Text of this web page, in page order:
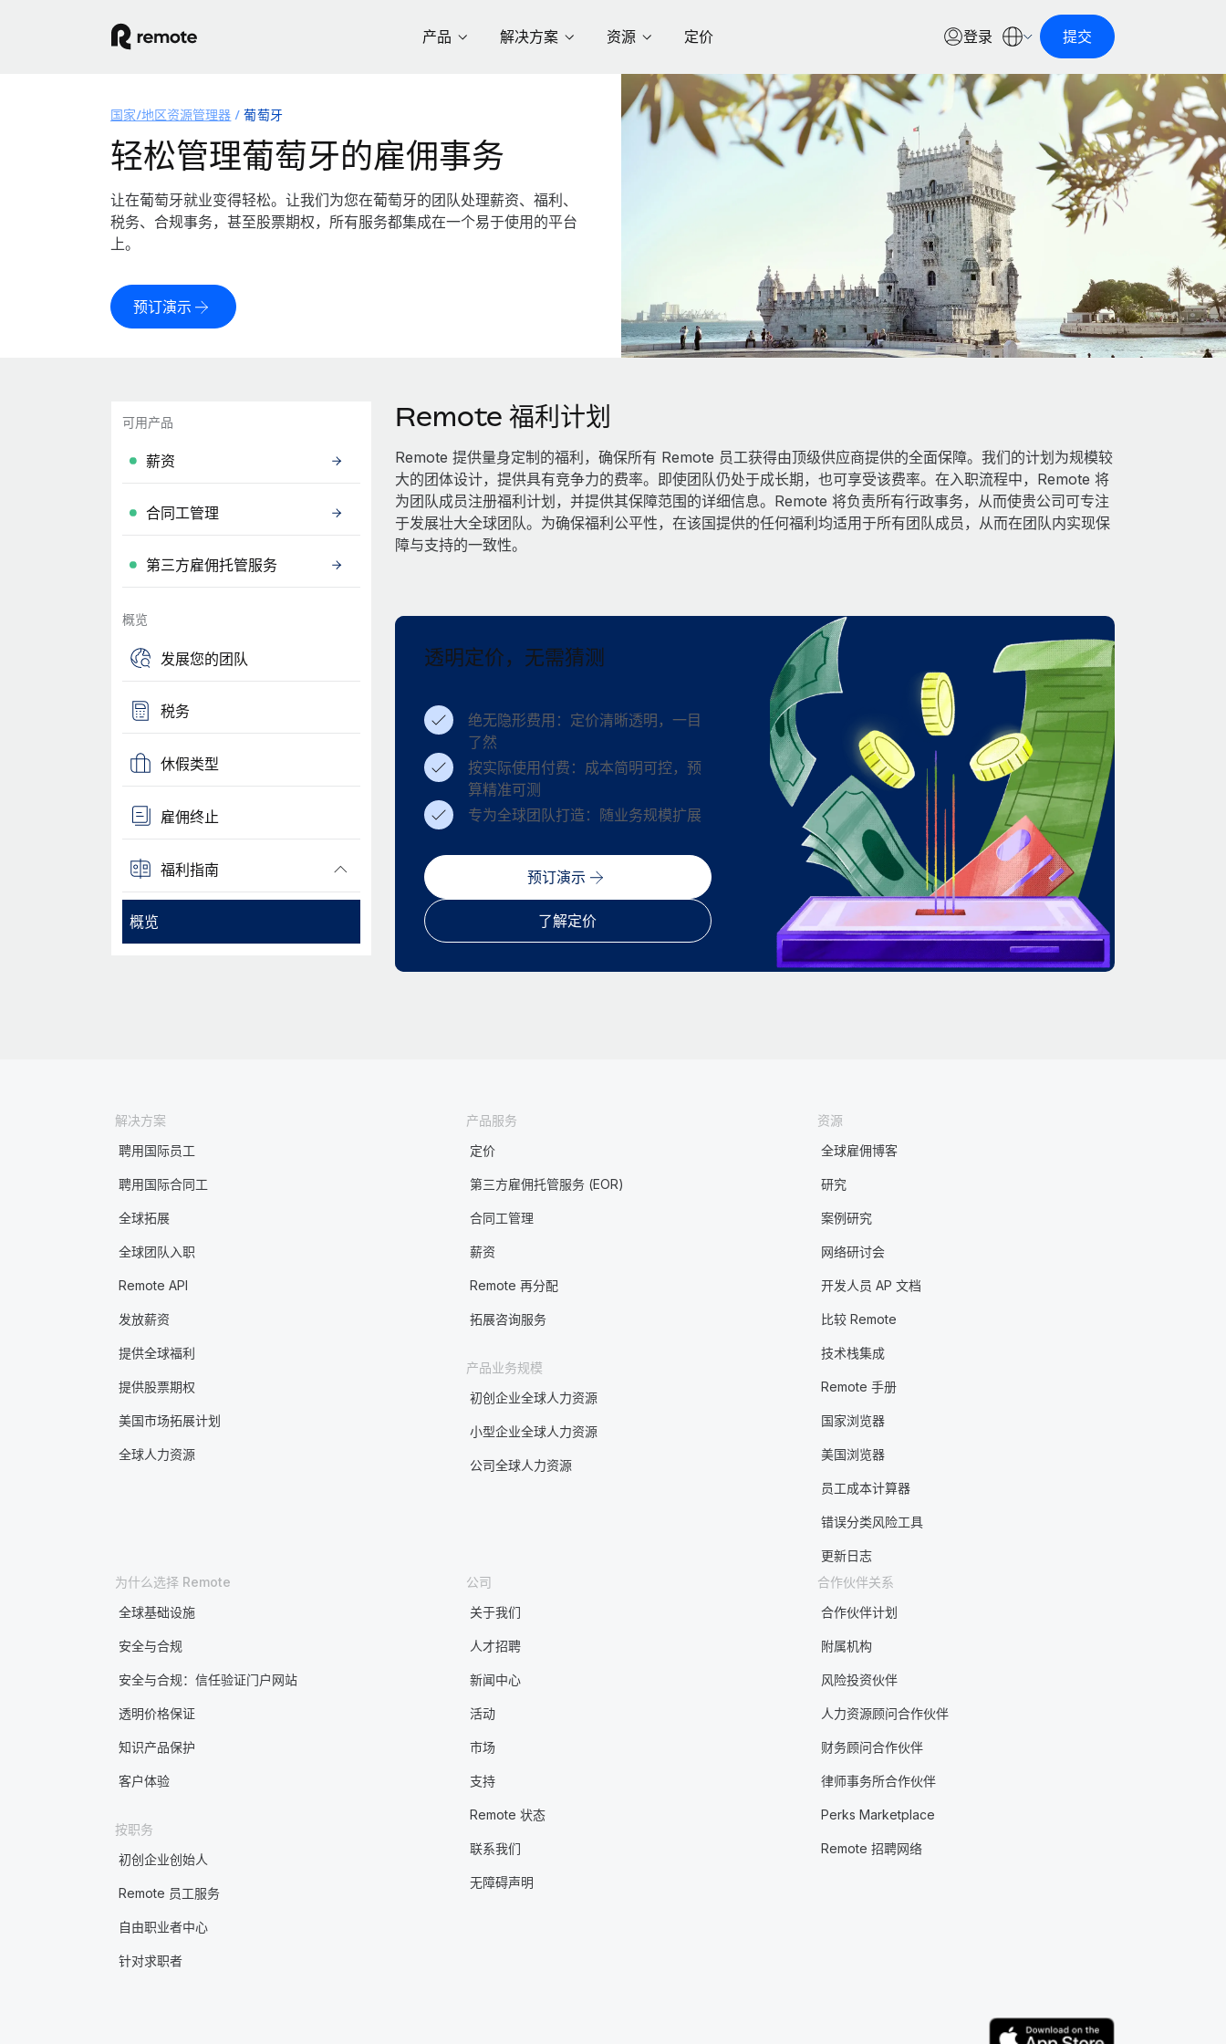
产品 解决方案 资源 定价 登录 提交
国家/地区资源管理器 葡萄牙
轻松管理葡萄牙的雇佣事务
让在葡萄牙就业变得轻松。让我们为您在葡萄牙的团队处理薪资、福利、
税务、合规事务，甚至股票期权，所有服务都集成在一个易于使用的平台
上。
预订演示
可用产品
薪资
合同工管理
第三方雇佣托管服务
概览
发展您的团队
税务
休假类型
雇佣终止
福利指南
概览
Remote 福利计划
Remote 提供量身定制的福利，确保所有 Remote 员工获得由顶级供应商提供的全面保障。我们的计划为规模较
大的团体设计，提供具有竞争力的费率。即使团队仍处于成长期，也可享受该费率。在入职流程中，Remote 将
为团队成员注册福利计划，并提供其保障范围的详细信息。Remote 将负责所有行政事务，从而使贵公司可专注
于发展壮大全球团队。为确保福利公平性，在该国提供的任何福利均适用于所有团队成员，从而在团队内实现保
障与支持的一致性。
透明定价，无需猜测
绝无隐形费用：定价清晰透明，一目
了然
按实际使用付费：成本简明可控，预
算精准可测
专为全球团队打造：随业务规模扩展
预订演示
了解定价
解决方案
聘用国际员工
聘用国际合同工
全球拓展
全球团队入职
Remote API
发放薪资
提供全球福利
提供股票期权
美国市场拓展计划
全球人力资源
产品服务
定价
第三方雇佣托管服务 (EOR)
合同工管理
薪资
Remote 再分配
拓展咨询服务
产品业务规模
初创企业全球人力资源
小型企业全球人力资源
公司全球人力资源
资源
全球雇佣博客
研究
案例研究
网络研讨会
开发人员 AP 文档
比较 Remote
技术栈集成
Remote 手册
国家浏览器
美国浏览器
员工成本计算器
错误分类风险工具
更新日志
为什么选择 Remote
全球基础设施
安全与合规
安全与合规：信任验证门户网站
透明价格保证
知识产品保护
客户体验
按职务
初创企业创始人
Remote 员工服务
自由职业者中心
针对求职者
公司
关于我们
人才招聘
新闻中心
活动
市场
支持
Remote 状态
联系我们
无障碍声明
合作伙伴关系
合作伙伴计划
附属机构
风险投资伙伴
人力资源顾问合作伙伴
财务顾问合作伙伴
律师事务所合作伙伴
Perks Marketplace
Remote 招聘网络